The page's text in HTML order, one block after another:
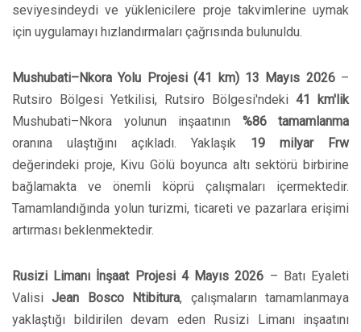
seviyesindeydi ve yüklenicilere proje takvimlerine uymak
için uygulamayı hızlandırmaları çağrısında bulunuldu.
Mushubati–Nkora Yolu Projesi (41 km) 13 Mayıs 2026–
Rutsiro Bölgesi Yetkilisi, Rutsiro Bölgesi'ndeki 41 km'lik
Mushubati–Nkora yolunun inşaatının %86 tamamlanma
oranına ulaştığını açıkladı. Yaklaşık 19 milyar Frw
değerindeki proje, Kivu Gölü boyunca altı sektörü birbirine
bağlamakta ve önemli köprü çalışmaları içermektedir.
Tamamlandığında yolun turizmi, ticareti ve pazarlara erişimi
artırması beklenmektedir.
Rusizi Limanı İnşaat Projesi 4 Mayıs 2026 – Batı Eyaleti
ValisiJean Bosco Ntibitura, çalışmaların tamamlanmaya
yaklaştığı bildirilen devam eden Rusizi Limanı inşaatını